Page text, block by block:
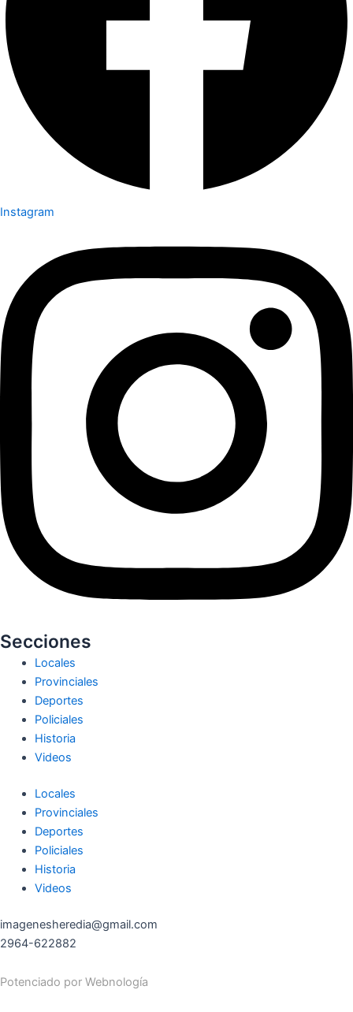
Instagram
Secciones
Locales
Provinciales
Deportes
Policiales
Historia
Videos
Locales
Provinciales
Deportes
Policiales
Historia
Videos
imagenesheredia@gmail.com
2964-622882
Potenciado por Webnología